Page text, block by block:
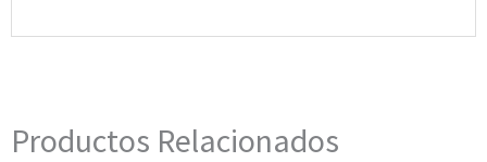
Productos Relacionados